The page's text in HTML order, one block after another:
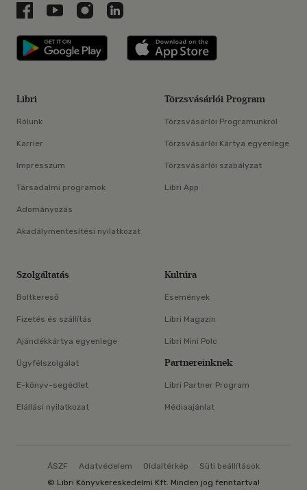
Libri a Facebookon
Libri a Youtube-on
Libri az Instagramon
Libri a LinkedInen
Libri applikáció Szerezd meg: Google
Libri
Rólunk
Karrier
Impresszum
Társadalmi programok
Adományozás
Akadálymentesítési nyilatkozat
Törzsvásárlói Program
Törzsvásárlói Programunkról
Törzsvásárlói Kártya egyenlege
Törzsvásárlói szabályzat
Libri App
Szolgáltatás
Boltkereső
Fizetés és szállítás
Ajándékkártya egyenlege
Ügyfélszolgálat
E-könyv-segédlet
Elállási nyilatkozat
Kultúra
Események
Libri Magazin
Libri Mini Polc
Partnereinknek
Libri Partner Program
Médiaajánlat
ÁSZF Adatvédelem Oldaltérkép
Süti beállítások
© Libri Könyvkereskedelmi Kft. Minden jog fenntartva!